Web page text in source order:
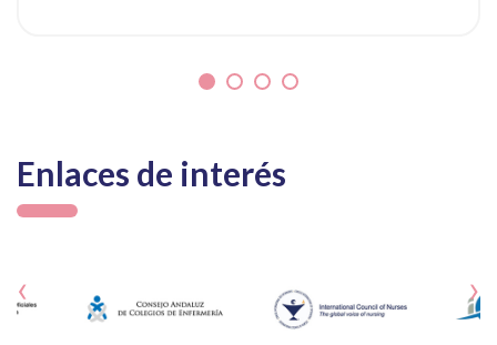
Enlaces de interés
‹ ›